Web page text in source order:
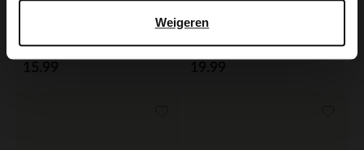
Weigeren
15.99
Manfield